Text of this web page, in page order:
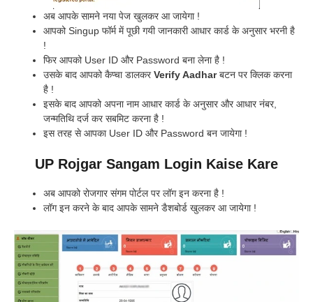
अब आपके सामने नया पेज खुलकर आ जायेगा !
आपको Singup फॉर्म में पूछी गयी जानकारी आधार कार्ड के अनुसार भरनी है
!
फिर आपको User ID और Password बना लेना है !
उसके बाद आपको कैप्चा डालकरVerify Aadharबटन पर क्लिक करना
है !
इसके बाद आपको अपना नाम आधार कार्ड के अनुसार और आधार नंबर,
जन्मतिथि दर्ज कर सबमिट करना है !
इस तरह से आपका User ID और Password बन जायेगा !
UP Rojgar Sangam Login Kaise Kare
अब आपको रोजगार संगम पोर्टल पर लॉग इन करना है !
लॉग इन करने के बाद आपके सामने डैशबोर्ड खुलकर आ जायेगा !